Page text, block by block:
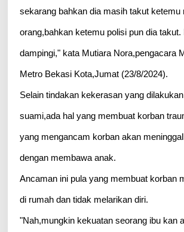
sekarang bahkan dia masih takut ketemu
orang,bahkan ketemu polisi pun dia
dampingi," kata Mutiara Nora,pengacara
Metro Bekasi Kota,Jumat (23/8/2024).
Selain tindakan kekerasan yang
suami,ada hal yang membuat korban
yang mengancam korban akan
dengan membawa anak.
Ancaman ini pula yang membuat korban
di rumah dan tidak melarikan diri.
"Nah,mungkin kekuatan seorang ibu kan